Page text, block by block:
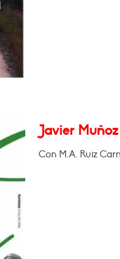
Javier
Con M.A. Ruiz